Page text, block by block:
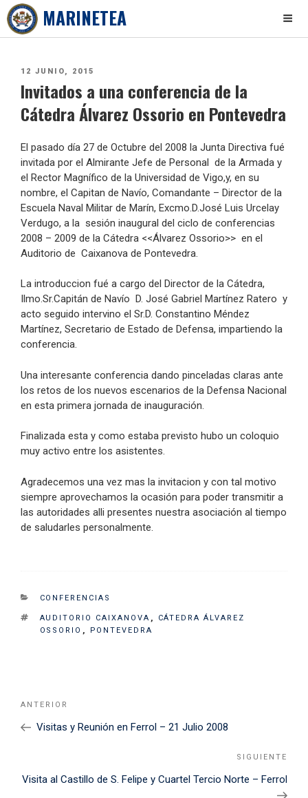
MARINETEA
PUBLICADO
12 JUNIO, 2015
Invitados a una conferencia de la
Cátedra Álvarez Ossorio en Pontevedra
El pasado día 27 de Octubre del 2008 la Junta Directiva fué
invitada por el Almirante Jefe de Personal de la Armada y
el Rector Magnífico de la Universidad de Vigo,y, en su
nombre, el Capitan de Navío, Comandante – Director de la
Escuela Naval Militar de Marín, Excmo.D.José Luis Urcelay
Verdugo, a la sesión inaugural del ciclo de conferencias
2008 – 2009 de la Cátedra <<Álvarez Ossorio>> en el
Auditorio de Caixanova de Pontevedra.
La introduccion fué a cargo del Director de la Cátedra,
Ilmo.Sr.Capitán de Navío D. José Gabriel Martínez Ratero y
acto seguido intervino el Sr.D. Constantino Méndez
Martínez, Secretario de Estado de Defensa, impartiendo la
conferencia.
Una interesante conferencia dando pinceladas claras ante
los retos de los nuevos escenarios de la Defensa Nacional
en esta primera jornada de inauguración.
Finalizada esta y como estaba previsto hubo un coloquio
muy activo entre los asistentes.
Agradecemos una vez mas la invitacion y con tal motivo
siempre aprovechamos la ocasión para poder transmitir a
las autoridades alli presentes nuestra asociación al tiempo
de saludarles personalmente.
CATEGORIES
CONFERENCIAS
TAGS
AUDITORIO CAIXANOVA ,
CÁTEDRA ÁLVAREZ
OSSORIO , PONTEVEDRA
Navegación
entradas
Noticia
Anterior
ANTERIOR
Visitas y Reunión en Ferrol – 21 Julio 2008
SIGUIENTE
Visita al Castillo de S. Felipe y Cuartel Tercio Norte – Ferrol